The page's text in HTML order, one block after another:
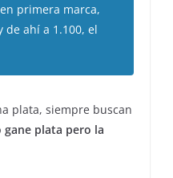
primera marca,
de ahí a 1.100, el
plata, siempre buscan
plata pero la